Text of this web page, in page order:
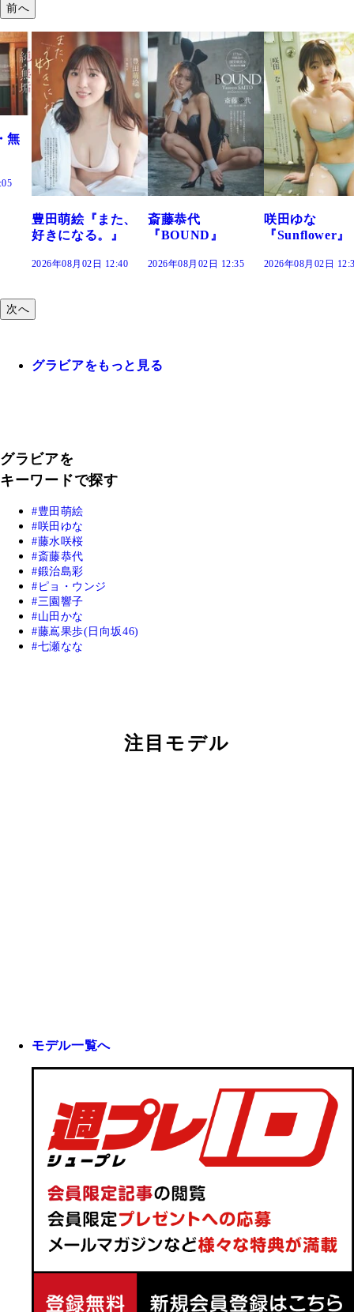
前へ
斎藤恭代
『BOUND』
2026年08月02日 12:35
咲田ゆな
『Sunflower』
2026年08月02日 12:30
藤水咲桜『花
だまり』
2026年08月02日
次へ
グラビアをもっと見る
グラビアを
キーワードで探す
豊田萌絵
咲田ゆな
藤水咲桜
斎藤恭代
鍛治島彩
ピョ・ウンジ
三園響子
山田かな
藤嶌果歩(日向坂46)
七瀬なな
注目モデル
モデル一覧へ